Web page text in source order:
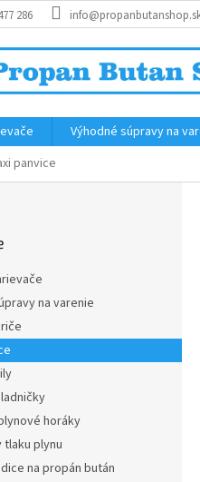
286
Výhodné súpravy na
panvice
na varenie
horáky
plynu
na propán bután